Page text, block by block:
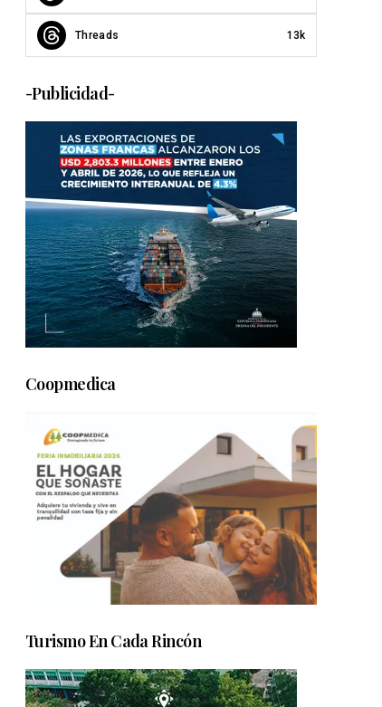
Threads 13k
-Publicidad-
Coopmedica
Turismo En Cada Rincón